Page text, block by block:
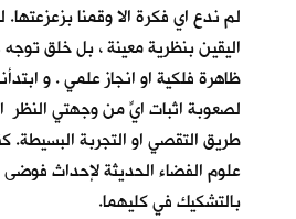
لم ندع اي فكرة الا وقمنا
اليقين بنظرية معينة ، بل خلق
ظاهرة فلكية او انجاز علمي . و
لصعوبة اثبات ايٍّ من وجهتي النظر
طريق التقصي او التجربة البسيطة.
علوم الفضاء الحديثة لإحداث
بالتشكيك في كليهما.